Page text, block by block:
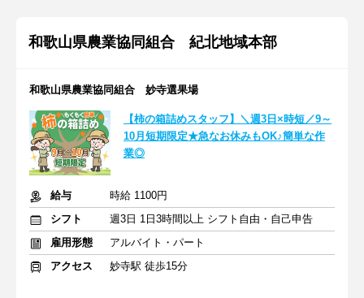
和歌山県農業協同組合 紀北地域本部
和歌山県農業協同組合 妙寺選果場
【柿の箱詰めスタッフ】＼週3日×時短／9～
10月短期限定★急なお休みもOK♪簡単な作
業◎
給与
時給 1100円
シフト
週3日 1日3時間以上 シフト自由・自己申告
雇用形態
アルバイト・パート
アクセス
妙寺駅 徒歩15分